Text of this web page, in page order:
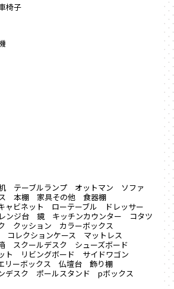
椅子
テーブルランプ オットマン
ソファ
本棚 家具その他
食器棚
ャビネット ローテーブル
ドレッサー
レンジ台 鏡 キッチンカウンター
コタツ
クッション
カラーボックス
コレクションケース
マットレス
スクールデスク
シューズボード
ト リビングボード
サイドワゴン
リーボックス 仏壇台
飾り棚
デスク ポールスタンド pボックス